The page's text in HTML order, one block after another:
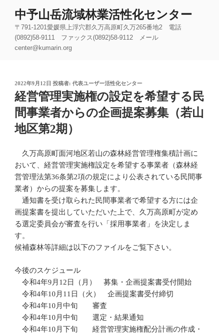
中予山岳流域林業活性化センター
〒791-1201愛媛県上浮穴郡久万高原町久万265番地2 電話
(0892)58-9111 ファックス(0892)58-9112 メール
center@kumarin.org
投
稿
日:
2022年9月12日 投稿者: 代表ユーザー活性化センター
経営管理実施権の設定を希望する民
間事業者からの企画提案募集（若山
地区第2期）
久万高原町面河地区若山の森林経営管理権集積計画に
おいて、経営管理実施権設定を希望する事業者（森林経
営管理法第36条第2項の規定により公表されている民間事
業者）からの提案を募集します。
通知書を受け取られた民間事業者で希望する方には企
画提案書を提出していただいた上で、久万高原町が定め
る選定委員会が審査を行い「採用事業者」を決定しま
す。
候補森林等詳細は以下のファイルをご覧下さい。
今後のスケジュール
令和4年9月12日（月） 募集・企画提案書受付開始
令和4年10月11日（火） 企画提案書受付締切
令和4年10月中旬 審査
令和4年10月中旬 選定・結果通知
令和4年10月下旬 経営管理実施権配分計画の作成・